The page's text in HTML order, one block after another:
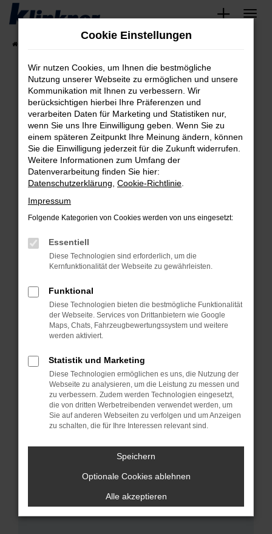
Zum
springen
Fehler: Network Error
Beim Laden ist ein Fehler aufgetreten.
Hier sind ein paar Tipps, die dir helfen können:
Überprüfe deine Firewall und deine
Internetverbindung.
Laden andere Webseiten, zum Beispiel deine
Suchmaschine?
Prüfe deine Browsererweiterungen.
können das Laden bestimmter Seiten
verhindern. Funktioniert die Seite in einem
anderen Browser oder in einem privaten
Starte dein Gerät neu.
Das kann manchmal helfen, vorübergehende
Probleme zu beheben.
Betriebssystem auf dem neuesten Stand
sind.
Veraltete Software birgt nicht nur ein
Sicherheitsrisiko, sondern kann auch dazu
führen, dass bestimmte Funktionen nicht mehr
unterstützt werden.
Wende dich an den Webseitenbetreiber.
Wenn du alle oben genannten Schritte versucht
hast, kontaktiere uns bitte. Wir werden
versuchen, das Problem zu beheben. Du kannst
uns diesen Text schicken, um uns bei der
Cookie Einstellungen
Wir nutzen Cookies, um Ihnen die bestmögliche
Nutzung unserer Webseite zu ermöglichen und unsere
Kommunikation mit Ihnen zu verbessern. Wir
berücksichtigen hierbei Ihre Präferenzen und
verarbeiten Daten für Marketing und Statistiken nur,
wenn Sie uns Ihre Einwilligung geben. Wenn Sie zu
einem späteren Zeitpunkt Ihre Meinung ändern, können
Sie die Einwilligung jederzeit für die Zukunft widerrufen.
Weitere Informationen zum Umfang der
Datenverarbeitung finden Sie hier:
Datenschutzerklärung Cookie-Richtlinie
Impressum
Folgende Kategorien von Cookies werden von uns eingesetzt:
Essentiell
Diese Technologien sind erforderlich, um die
Kernfunktionalität der Webseite zu gewährleisten.
Funktional
Diese Technologien bieten die bestmögliche Funktionalität
der Webseite. Services von Drittanbietern wie Google
Maps, Chats, Fahrzeugbewertungssystem und weitere
werden aktiviert.
Statistik und Marketing
Diese Technologien ermöglichen es uns, die Nutzung der
Webseite zu analysieren, um die Leistung zu messen und
zu verbessern. Zudem werden Technologien eingesetzt,
die von dritten Werbetreibenden verwendet werden, um
Sie auf anderen Webseiten zu verfolgen und um Anzeigen
zu schalten, die für Ihre Interessen relevant sind.
Speichern
Optionale Cookies ablehnen
Alle akzeptieren